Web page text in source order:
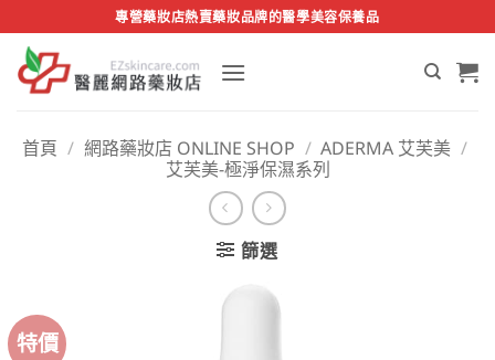
to
content
專營藥妝店熱賣藥妝品牌的醫學美容保養品
首頁 / 網路藥妝店 ONLINE SHOP / ADERMA 艾芙美 /
艾芙美-極淨保濕系列
篩選
特價